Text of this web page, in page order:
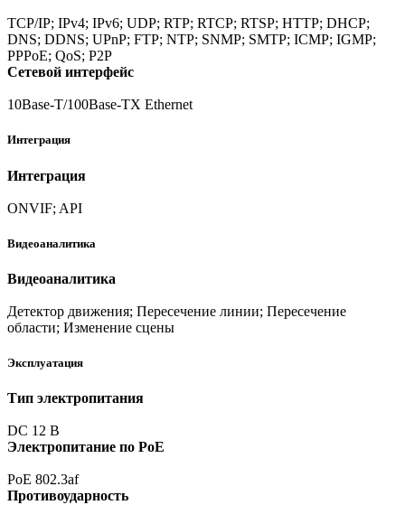
TCP/IP; IPv4; IPv6; UDP; RTP; RTCP; RTSP; HTTP; DHCP;
DNS; DDNS; UPnP; FTP; NTP; SNMP; SMTP; ICMP; IGMP;
PPPoE; QoS; P2P
Сетевой интерфейс
10Base-T/100Base-TX Ethernet
Интеграция
Интеграция
ONVIF; API
Видеоаналитика
Видеоаналитика
Детектор движения; Пересечение линии; Пересечение
области; Изменение сцены
Эксплуатация
Тип электропитания
DC 12 В
Электропитание по PoE
PoE 802.3af
Противоударность